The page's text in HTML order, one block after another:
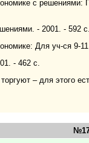
с решениями:
- 2001. - 592
Для уч-ся
- 462 с.
– для этого